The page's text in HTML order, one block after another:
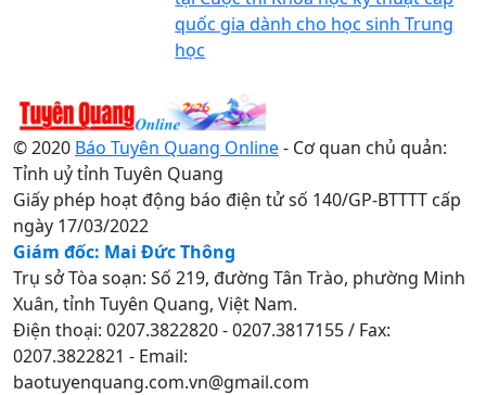
quốc gia dành cho học sinh Trung
học
© 2020 Báo Tuyên Quang Online- Cơ quan chủ quản:
Tỉnh uỷ tỉnh Tuyên Quang
Giấy phép hoạt động báo điện tử số 140/GP-BTTTT cấp
ngày 17/03/2022
Giám đốc: Mai Đức Thông
Trụ sở Tòa soạn: Số 219, đường Tân Trào, phường Minh
Xuân, tỉnh Tuyên Quang, Việt Nam.
Điện thoại: 0207.3822820 - 0207.3817155 / Fax:
0207.3822821 - Email:
baotuyenquang.com.vn@gmail.com